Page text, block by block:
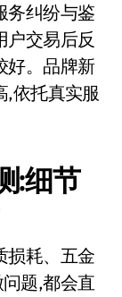
务纠纷与鉴
户交易后反
好。品牌新
,依托真实服
:细节
损耗、五金
题,都会直